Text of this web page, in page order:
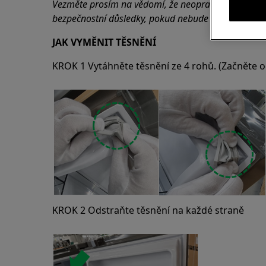
Vezměte prosím na vědomí, že neopravitelná nebo
bezpečnostní důsledky, pokud nebude provedena
JAK VYMĚNIT TĚSNĚNÍ
KROK 1 Vytáhněte těsnění ze 4 rohů. (Začněte
KROK 2 Odstraňte těsnění na každé straně